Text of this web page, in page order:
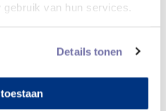
van hun services.
Details tonen
relapsing-remittingMS.
tussen Life &Mobilityen
voor Herman mogelijk om